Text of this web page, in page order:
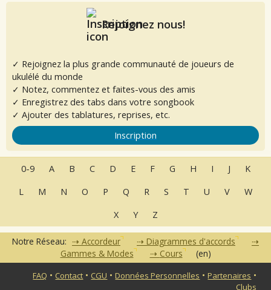
Rejoignez nous!
✓ Rejoignez la plus grande communauté de joueurs de
ukulélé du monde
✓ Notez, commentez et faites-vous des amis
✓ Enregistrez des tabs dans votre songbook
✓ Ajouter des tablatures, reprises, etc.
Inscription
0-9 A B C D E F G H I J
K
L
M N O P Q R S T U V
W
X
Y Z
Notre Réseau: Accordeur
Diagrammes d'accords
Gammes & Modes
Cours (en)
FAQ • Contact • CGU •Données Personnelles •Partenaires •
Clubs